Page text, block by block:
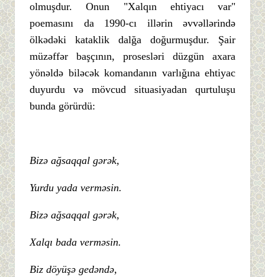
olmuşdur. Onun "Xalqın ehtiyacı var"
poemasını da 1990-cı illərin əvvəllərində
ölkədəki kataklik dalğa doğurmuşdur. Şair
müzəffər başçının, prosesləri düzgün axara
yönəldə biləcək komandanın varlığına ehtiyac
duyurdu və mövcud situasiyadan qurtuluşu
bunda görürdü:
Bizə ağsaqqal gərək,
Yurdu yada verməsin.
Bizə ağsaqqal gərək,
Xalqı bada verməsin.
Biz döyüşə gedəndə,